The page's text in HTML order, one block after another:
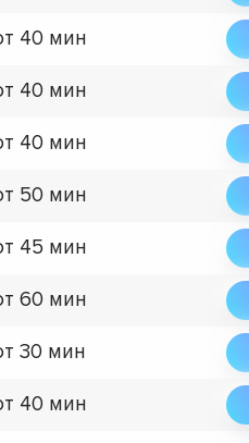
40 мин
40 мин
40 мин
50 мин
45 мин
60 мин
30 мин
40 мин